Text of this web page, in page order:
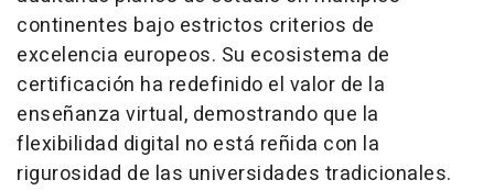
continentes bajo estrictos criterios de
excelencia europeos. Su ecosistema de
certificación ha redefinido el valor de la
enseñanza virtual, demostrando que la
flexibilidad digital no está reñida con la
rigurosidad de las universidades tradicionales.